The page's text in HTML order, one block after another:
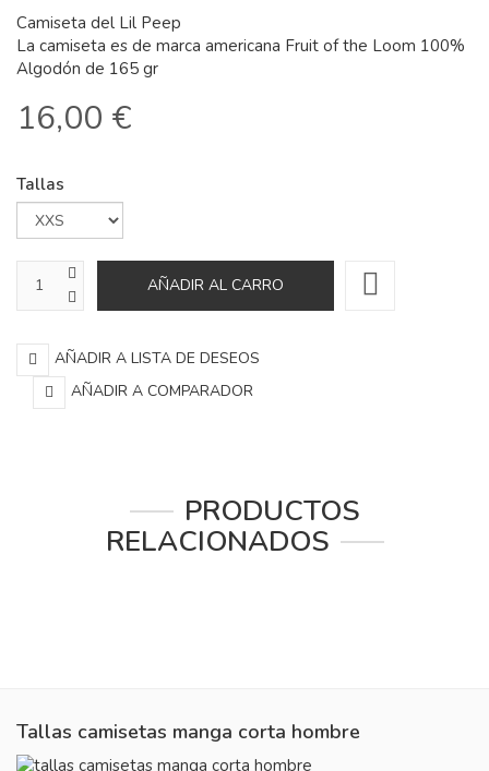
Camiseta del Lil Peep
La camiseta es de marca americana Fruit of the Loom 100%
Algodón de 165 gr
16,00 €
Tallas
AÑADIR A LISTA DE DESEOS
AÑADIR A COMPARADOR
PRODUCTOS
RELACIONADOS
Tallas camisetas manga corta hombre